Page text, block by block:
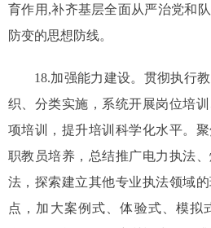
育作用,补齐基层全面从严治党和
防变的思想防线。
18.加强能力建设。贯彻执行
织、分类实施，系统开展岗位培
项培训，提升培训科学化水平。
职教员培养，总结推广电力执法
法，探索建立其他专业执法领域
点，加大案例式、体验式、模拟